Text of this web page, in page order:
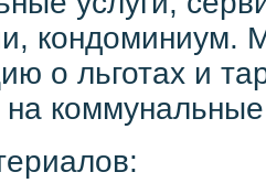
кондоминиум.
о льготах и
на коммунальные